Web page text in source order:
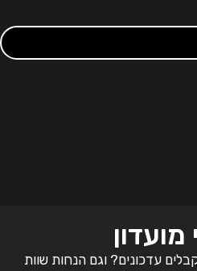
עדכונים? וגם הנחות שוות